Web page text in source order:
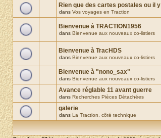
Rien que des cartes postales ou il
dans Vos voyages en Traction
Bienvenue à TRACTION1956
dans Bienvenue aux nouveaux co-listiers
Bienvenue à TracHDS
dans Bienvenue aux nouveaux co-listiers
Bienvenue à "nono_sax"
dans Bienvenue aux nouveaux co-listiers
Avance réglable 11 avant guerre
dans Recherches Pièces Détachées
galerie
dans La Traction, côté technique